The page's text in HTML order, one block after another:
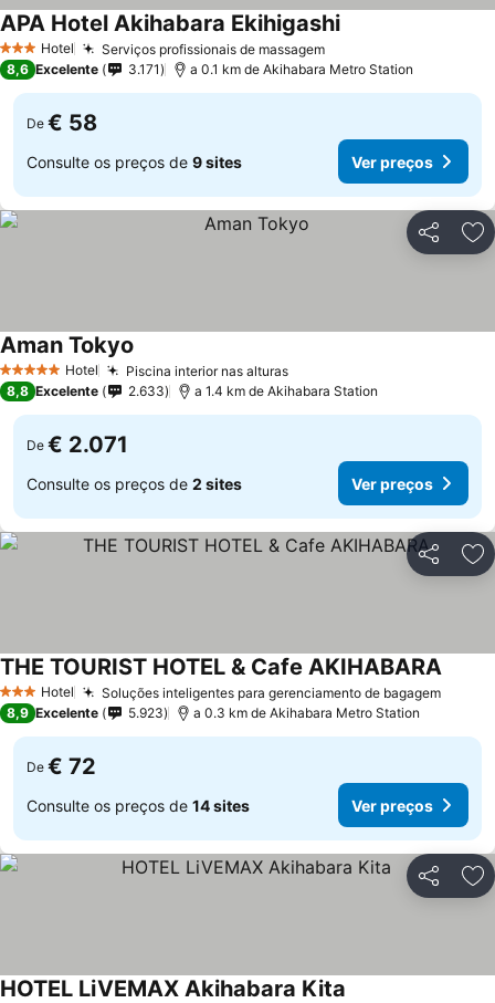
3 EstrelasHotel Serviços profissionais de massagem
APA Hotel Akihabara Ekihigashi
8,6 Excelente 3.171 a 0.1 km de Akihabara Metro Station
De € 58
Consulte os preços de 9 sites Ver preços
Partilhar
5 Estrelas Hotel Piscina interior nas alturas
Aman Tokyo
8,8 Excelente 2.633 a 1.4 km de Akihabara Station
De € 2.071
Consulte os preços de 2 sites Ver preços
Partilhar
3 EstrelasHotel Soluções inteligentes para gerenciamento de bagagem
THE TOURIST HOTEL & Cafe AKIHABARA
8,9 Excelente 5.923 a 0.3 km de Akihabara Metro Station
De € 72
Consulte os preços de 14 sites Ver preços
Partilhar
HOTEL LiVEMAX Akihabara Kita